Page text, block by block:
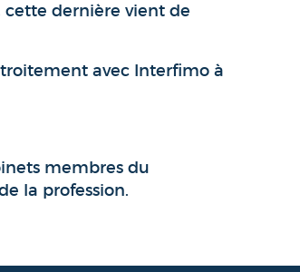
cette dernière vient de
avec Interfimo à
membres du
la profession.